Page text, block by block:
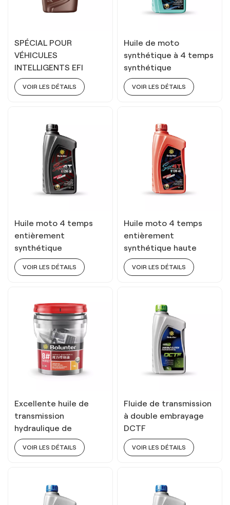
SPÉCIAL POUR
VÉHICULES
INTELLIGENTS EFI
10W40
VOIR LES DÉTAILS
Huile de moto
synthétique à 4 temps
synthétique
extrêmement protégé
20W50
VOIR LES DÉTAILS
Huile moto 4 temps
entièrement
synthétique
Performance Longue
Durée 4T 10w50
VOIR LES DÉTAILS
Huile moto 4 temps
entièrement
synthétique haute
performance 4T 10w40
VOIR LES DÉTAILS
Excellente huile de
transmission
hydraulique de
puissance fluide de
résistance à l'usure 8#
VOIR LES DÉTAILS
Fluide de transmission
à double embrayage
DCTF
VOIR LES DÉTAILS